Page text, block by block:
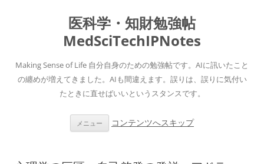
医科学・知財勉強帖
MedSciTechIPNotes
Making Sense of Life 自分自身のための勉強帖です。AIに訊いたこと
の纏めが増えてきました。AIも間違えます。誤りは、誤りに気付い
たときに直せばいいというスタンスです。
メニュー コンテンツへスキップ